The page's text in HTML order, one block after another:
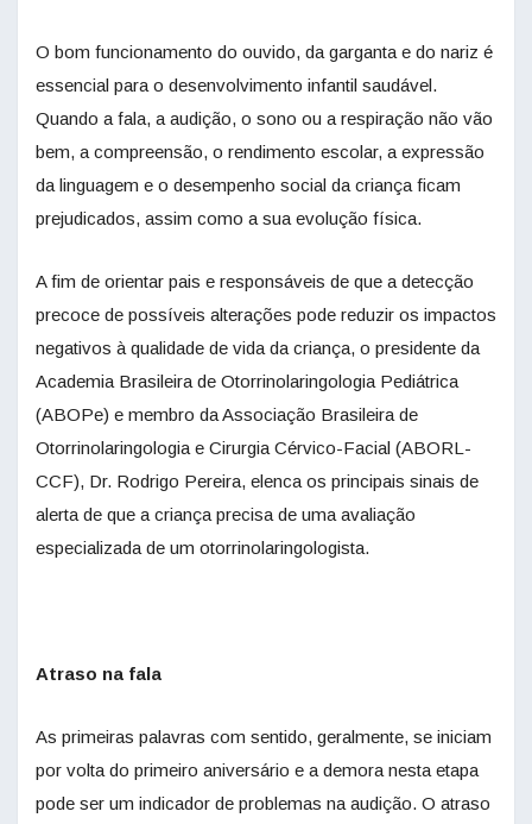
O bom funcionamento do ouvido, da garganta e do nariz é
essencial para o desenvolvimento infantil saudável.
Quando a fala, a audição, o sono ou a respiração não vão
bem, a compreensão, o rendimento escolar, a expressão
da linguagem e o desempenho social da criança ficam
prejudicados, assim como a sua evolução física.
A fim de orientar pais e responsáveis de que a detecção
precoce de possíveis alterações pode reduzir os impactos
negativos à qualidade de vida da criança, o presidente da
Academia Brasileira de Otorrinolaringologia Pediátrica
(ABOPe) e membro da Associação Brasileira de
Otorrinolaringologia e Cirurgia Cérvico-Facial (ABORL-
CCF), Dr. Rodrigo Pereira, elenca os principais sinais de
alerta de que a criança precisa de uma avaliação
especializada de um otorrinolaringologista.
Atraso na fala
As primeiras palavras com sentido, geralmente, se iniciam
por volta do primeiro aniversário e a demora nesta etapa
pode ser um indicador de problemas na audição. O atraso